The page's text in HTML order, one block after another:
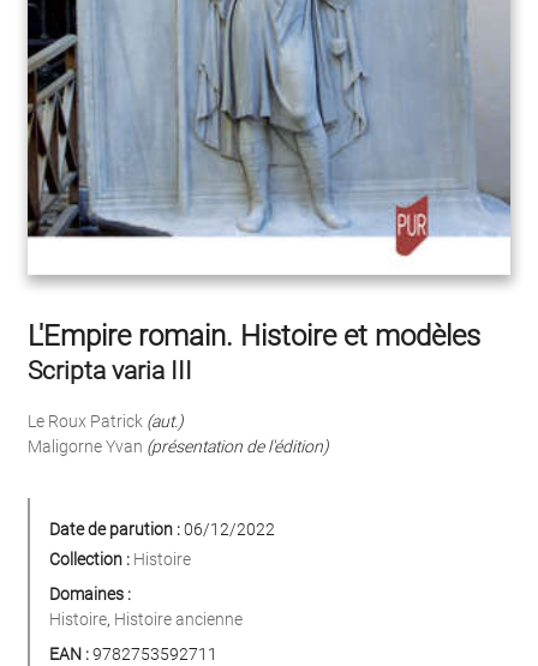
L'Empire romain. Histoire et modèles
Scripta varia III
Le Roux Patrick (aut.)
Maligorne Yvan (présentation de l'édition)
Date de parution :06/12/2022
Collection : Histoire
Domaines :
Histoire, Histoire ancienne
EAN :9782753592711